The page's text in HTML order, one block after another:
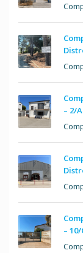
– 2/
–